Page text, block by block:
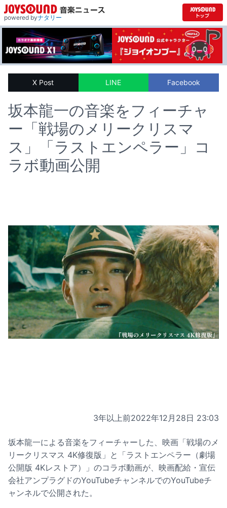
powered byナタリー
X Post LINE Facebook
坂本龍一の音楽をフィーチャ
ー「戦場のメリークリスマ
ス」「ラストエンペラー」コ
ラボ動画公開
3年以上前2022年12月28日 23:03
坂本龍一による音楽をフィーチャーした、映画「戦場のメ
リークリスマス 4K修復版」と「ラストエンペラー（劇場
公開版 4Kレストア）」のコラボ動画が、映画配給・宣伝
会社アンプラグドのYouTubeチャンネルでのYouTubeチ
ャンネルで公開された。